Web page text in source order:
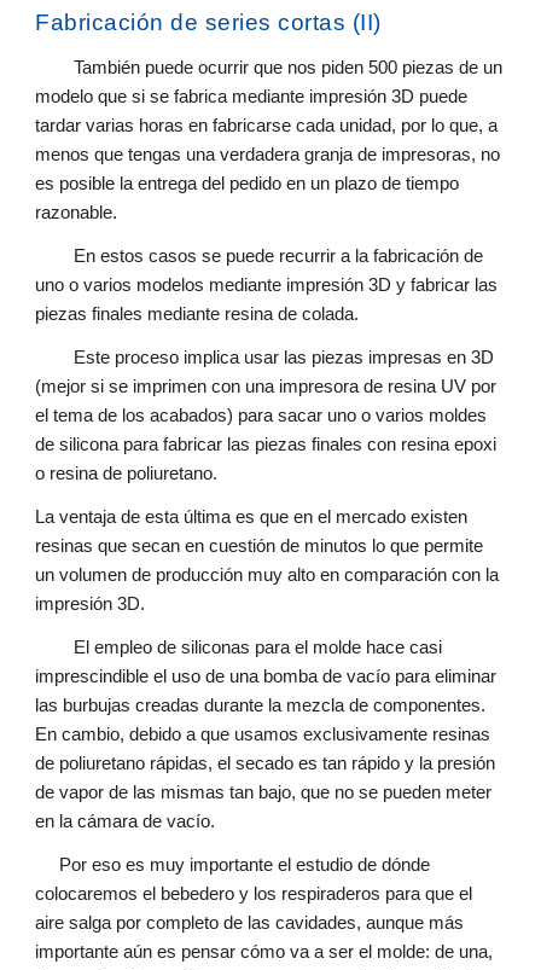
Fabricación de series cortas (II)
También puede ocurrir que nos piden 500 piezas de un
modelo que si se fabrica mediante impresión 3D puede
tardar varias horas en fabricarse cada unidad, por lo que, a
menos que tengas una verdadera granja de impresoras, no
es posible la entrega del pedido en un plazo de tiempo
razonable.
En estos casos se puede recurrir a la fabricación de
uno o varios modelos mediante impresión 3D y fabricar las
piezas finales mediante resina de colada.
Este proceso implica usar las piezas impresas en 3D
(mejor si se imprimen con una impresora de resina UV por
el tema de los acabados) para sacar uno o varios moldes
de silicona para fabricar las piezas finales con resina epoxi
o resina de poliuretano.
La ventaja de esta última es que en el mercado existen
resinas que secan en cuestión de minutos lo que permite
un volumen de producción muy alto en comparación con la
impresión 3D.
El empleo de siliconas para el molde hace casi
imprescindible el uso de una bomba de vacío para eliminar
las burbujas creadas durante la mezcla de componentes.
En cambio, debido a que usamos exclusivamente resinas
de poliuretano rápidas, el secado es tan rápido y la presión
de vapor de las mismas tan bajo, que no se pueden meter
en la cámara de vacío.
Por eso es muy importante el estudio de dónde
colocaremos el bebedero y los respiraderos para que el
aire salga por completo de las cavidades, aunque más
importante aún es pensar cómo va a ser el molde: de una,